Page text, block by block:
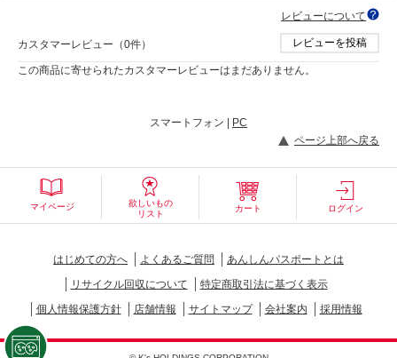
レビューについて
カスタマーレビュー（0件） レビューを投稿
この商品に寄せられたカスタマーレビューはまだありません。
スマートフォン |
PC
ページ上部へ戻る
マイページ
欲しいもの
リスト
カート ログイン
はじめての方へ よくあるご質問
あんしんパスポートとは
リサイクル回収について
特定商取引法に基づく表示
個人情報保護方針
店舗情報 サイトマップ 会社案内 採用情報